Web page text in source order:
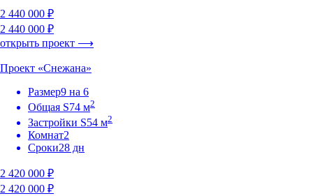
2 440 000 ₽
2 440 000 ₽
открыть проект ⟶
Проект «Снежана»
Размер9 на 6
Общая S74 м2
Застройки S54 м2
Комнат2
Сроки28 дн
2 420 000 ₽
2 420 000 ₽